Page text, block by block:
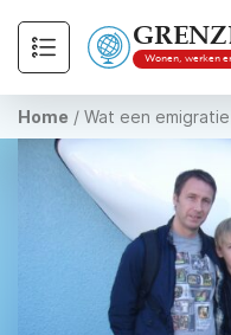
Wonen, werken
Home / Wat een